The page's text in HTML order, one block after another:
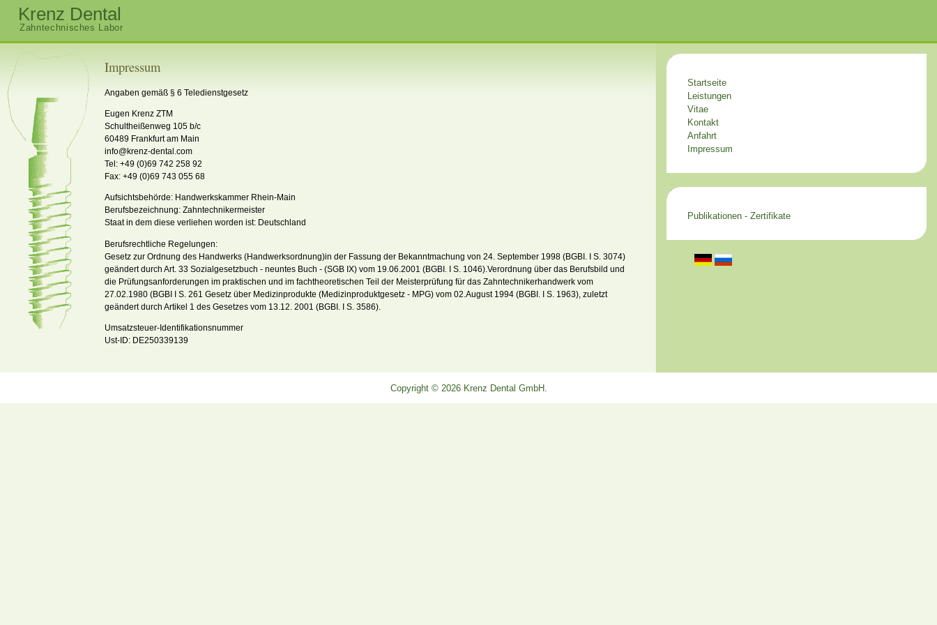
Krenz Dental
Zahntechnisches Labor
Impressum
Angaben gemäß § 6 Teledienstgesetz
Eugen Krenz ZTM
Schultheißenweg 105 b/c
60489 Frankfurt am Main
info@krenz-dental.com
Tel: +49 (0)69 742 258 92
Fax: +49 (0)69 743 055 68
Aufsichtsbehörde: Handwerkskammer Rhein-Main
Berufsbezeichnung: Zahntechnikermeister
Staat in dem diese verliehen worden ist: Deutschland
Berufsrechtliche Regelungen:
Gesetz zur Ordnung des Handwerks (Handwerksordnung)in der Fassung der Bekanntmachung von 24. September 1998 (BGBI. I S. 3074)
geändert durch Art. 33 Sozialgesetzbuch - neuntes Buch - (SGB IX) vom 19.06.2001 (BGBI. I S. 1046).Verordnung über das Berufsbild und
die Prüfungsanforderungen im praktischen und im fachtheoretischen Teil der Meisterprüfung für das Zahntechnikerhandwerk vom
27.02.1980 (BGBI I S. 261 Gesetz über Medizinprodukte (Medizinproduktgesetz - MPG) vom 02.August 1994 (BGBI. I S. 1963), zuletzt
geändert durch Artikel 1 des Gesetzes vom 13.12. 2001 (BGBI. I S. 3586).
Umsatzsteuer-Identifikationsnummer
Ust-ID: DE250339139
Startseite
Leistungen
Vitae
Kontakt
Anfahrt
Impressum
Publikationen - Zertifikate
Copyright © 2026 Krenz Dental GmbH.